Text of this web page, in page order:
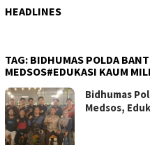
HEADLINES
TAG: BIDHUMAS POLDA
MEDSOS#EDUKASI KAUM
Bidhumas
Medsos,